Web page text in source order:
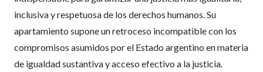
inclusiva y respetuosa de los derechos humanos. Su
apartamiento supone un retroceso incompatible con los
compromisos asumidos por el Estado argentino en materia
de igualdad sustantiva y acceso efectivo a la justicia.